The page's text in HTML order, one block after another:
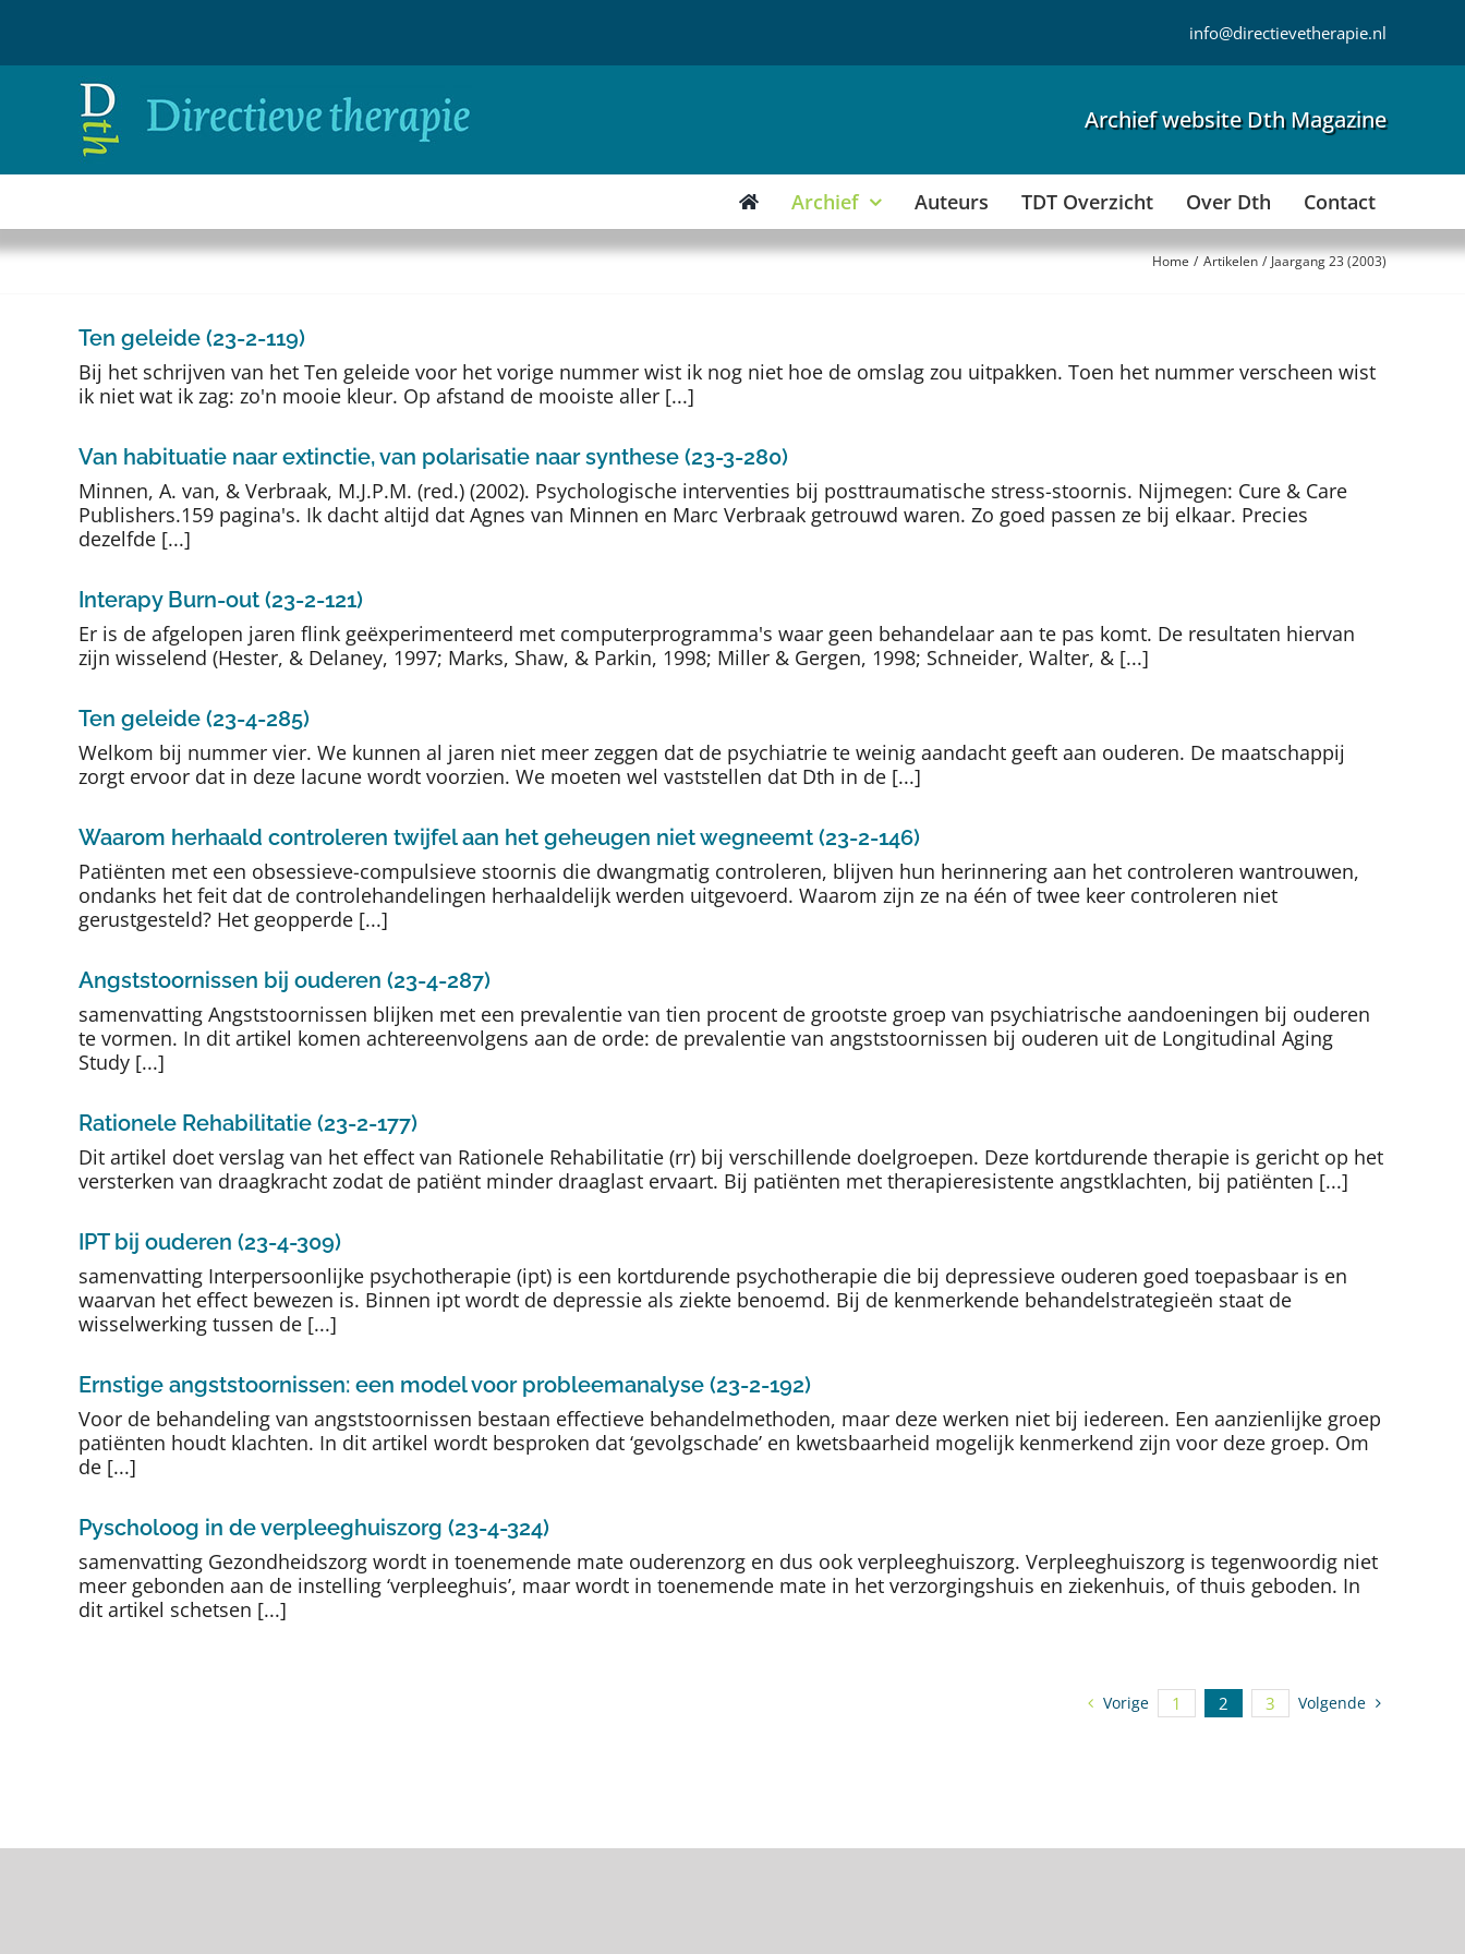
inhoud
info@directievetherapie.nl
Archief website Dth Magazine
Archief Auteurs TDT Overzicht Over Dth Contact
Home Artikelen Jaargang 23 (2003)
Ten geleide (23-2-119)
Bij het schrijven van het Ten geleide voor het vorige nummer wist ik nog niet hoe de omslag zou uitpakken. Toen het nummer verscheen wist
ik niet wat ik zag: zo'n mooie kleur. Op afstand de mooiste aller [...]
Van habituatie naar extinctie, van polarisatie naar synthese (23-3-280)
Minnen, A. van, & Verbraak, M.J.P.M. (red.) (2002). Psychologische interventies bij posttraumatische stress-stoornis. Nijmegen: Cure & Care
Publishers.159 pagina's. Ik dacht altijd dat Agnes van Minnen en Marc Verbraak getrouwd waren. Zo goed passen ze bij elkaar. Precies
dezelfde [...]
Interapy Burn-out (23-2-121)
Er is de afgelopen jaren flink geëxperimenteerd met computerprogramma's waar geen behandelaar aan te pas komt. De resultaten hiervan
zijn wisselend (Hester, & Delaney, 1997; Marks, Shaw, & Parkin, 1998; Miller & Gergen, 1998; Schneider, Walter, & [...]
Ten geleide (23-4-285)
Welkom bij nummer vier. We kunnen al jaren niet meer zeggen dat de psychiatrie te weinig aandacht geeft aan ouderen. De maatschappij
zorgt ervoor dat in deze lacune wordt voorzien. We moeten wel vaststellen dat Dth in de [...]
Waarom herhaald controleren twijfel aan het geheugen niet wegneemt (23-2-146)
Patiënten met een obsessieve-compulsieve stoornis die dwangmatig controleren, blijven hun herinnering aan het controleren wantrouwen,
ondanks het feit dat de controlehandelingen herhaaldelijk werden uitgevoerd. Waarom zijn ze na één of twee keer controleren niet
gerustgesteld? Het geopperde [...]
Angststoornissen bij ouderen (23-4-287)
samenvatting Angststoornissen blijken met een prevalentie van tien procent de grootste groep van psychiatrische aandoeningen bij ouderen
te vormen. In dit artikel komen achtereenvolgens aan de orde: de prevalentie van angststoornissen bij ouderen uit de Longitudinal Aging
Study [...]
Rationele Rehabilitatie (23-2-177)
Dit artikel doet verslag van het effect van Rationele Rehabilitatie (rr) bij verschillende doelgroepen. Deze kortdurende therapie is gericht op het
versterken van draagkracht zodat de patiënt minder draaglast ervaart. Bij patiënten met therapieresistente angstklachten, bij patiënten [...]
IPT bij ouderen (23-4-309)
samenvatting Interpersoonlijke psychotherapie (ipt) is een kortdurende psychotherapie die bij depressieve ouderen goed toepasbaar is en
waarvan het effect bewezen is. Binnen ipt wordt de depressie als ziekte benoemd. Bij de kenmerkende behandelstrategieën staat de
wisselwerking tussen de [...]
Ernstige angststoornissen: een model voor probleemanalyse (23-2-192)
Voor de behandeling van angststoornissen bestaan effectieve behandelmethoden, maar deze werken niet bij iedereen. Een aanzienlijke groep
patiënten houdt klachten. In dit artikel wordt besproken dat ‘gevolgschade’ en kwetsbaarheid mogelijk kenmerkend zijn voor deze groep. Om
de [...]
Pyscholoog in de verpleeghuiszorg (23-4-324)
samenvatting Gezondheidszorg wordt in toenemende mate ouderenzorg en dus ook verpleeghuiszorg. Verpleeghuiszorg is tegenwoordig niet
meer gebonden aan de instelling ‘verpleeghuis’, maar wordt in toenemende mate in het verzorgingshuis en ziekenhuis, of thuis geboden. In
dit artikel schetsen [...]
Vorige 1 2 3 Volgende